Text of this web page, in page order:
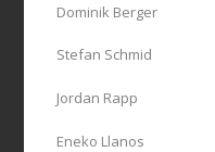
Dominik Berger
Stefan Schmid
Jordan Rapp
Eneko Llanos